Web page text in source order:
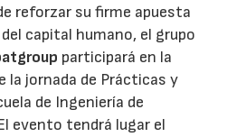
reforzar su firme apuesta
capital humano, el grupo
participará en la
la jornada de Prácticas y
de Ingeniería de
evento tendrá lugar el